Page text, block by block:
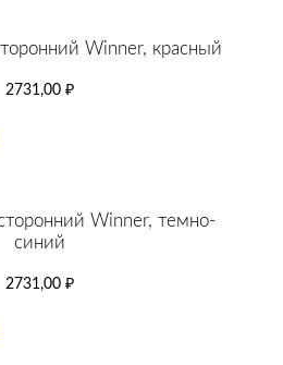
Winner, красный
2731,00 ₽
Winner, темно-
синий
2731,00 ₽